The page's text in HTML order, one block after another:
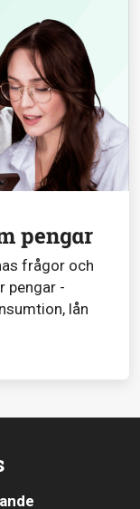
pengar
frågor och
pengar -
lån